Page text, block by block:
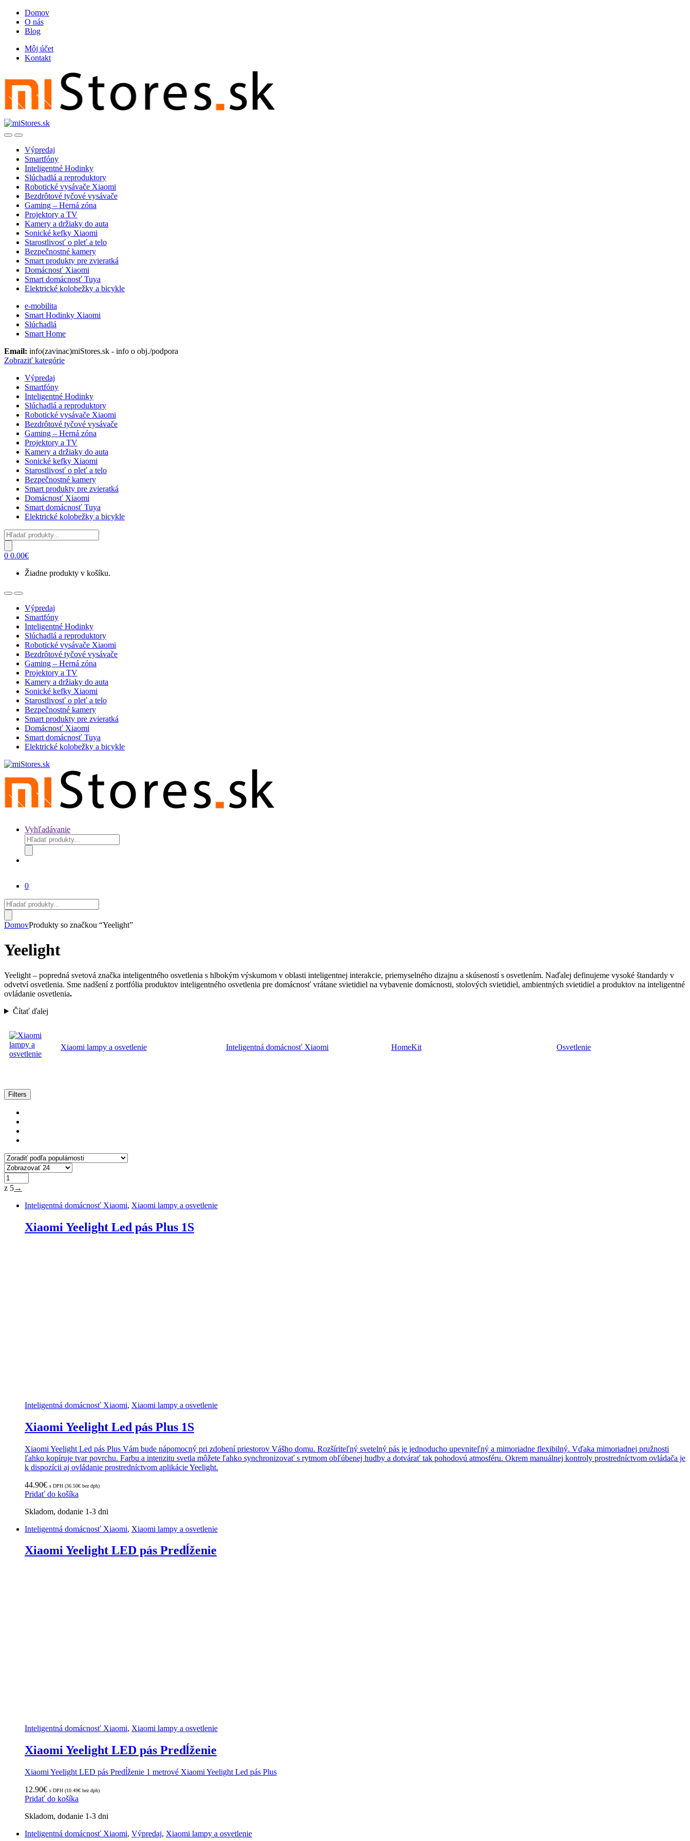
Skip
navigation
Skip
content
Domov
O nás
Blog
Môj účet
Kontakt
OpenClose
Výpredaj
Smartfóny
Inteligentné Hodinky
Slúchadlá a reproduktory
Robotické vysávače Xiaomi
Bezdrôtové tyčové vysávače
Gaming – Herná zóna
Projektory a TV
Kamery a držiaky do auta
Sonické kefky Xiaomi
Starostlivosť o pleť a telo
Bezpečnostné kamery
Smart produkty pre zvieratká
Domácnosť Xiaomi
Smart domácnosť Tuya
Elektrické kolobežky a bicykle
e-mobilita
Smart Hodinky Xiaomi
Slúchadlá
Smart Home
Email: info(zavinac)miStores.sk - info o obj./podpora
Zobraziť kategórie
Výpredaj
Smartfóny
Inteligentné Hodinky
Slúchadlá a reproduktory
Robotické vysávače Xiaomi
Bezdrôtové tyčové vysávače
Gaming – Herná zóna
Projektory a TV
Kamery a držiaky do auta
Sonické kefky Xiaomi
Starostlivosť o pleť a telo
Bezpečnostné kamery
Smart produkty pre zvieratká
Domácnosť Xiaomi
Smart domácnosť Tuya
Elektrické kolobežky a bicykle
Products
search
0 0.00€
Žiadne produkty v košíku.
OpenClose
Výpredaj
Smartfóny
Inteligentné Hodinky
Slúchadlá a reproduktory
Robotické vysávače Xiaomi
Bezdrôtové tyčové vysávače
Gaming – Herná zóna
Projektory a TV
Kamery a držiaky do auta
Sonické kefky Xiaomi
Starostlivosť o pleť a telo
Bezpečnostné kamery
Smart produkty pre zvieratká
Domácnosť Xiaomi
Smart domácnosť Tuya
Elektrické kolobežky a bicykle
Vyhľadávanie
Products
search
0
Products
search
DomovProdukty so značkou “Yeelight”
Yeelight
Yeelight – popredná svetová značka inteligentného osvetlenia s hlbokým výskumom v oblasti inteligentnej interakcie, priemyselného dizajnu a skúseností s osvetlením. Naďalej definujeme vysoké štandardy v
odvetví osvetlenia. Sme nadšení z portfólia produktov inteligentného osvetlenia pre domácnosť vrátane svietidiel na vybavenie domácnosti, stolových svietidiel, ambientných svietidiel a produktov na inteligentné
ovládanie osvetlenia.
Čítať ďalej
Xiaomi lampy a osvetlenie Inteligentná domácnosť Xiaomi HomeKit Osvetlenie
Zoradené
podľa
popularity
Filters
z 5→
Inteligentná domácnosť Xiaomi, Xiaomi lampy a osvetlenie
Xiaomi Yeelight Led pás Plus 1S
Inteligentná domácnosť Xiaomi, Xiaomi lampy a osvetlenie
Xiaomi Yeelight Led pás Plus 1S
Xiaomi Yeelight Led pás Plus Vám bude nápomocný pri zdobení priestorov Vášho domu. Rozšíriteľný svetelný pás je jednoducho upevniteľný a mimoriadne flexibilný. Vďaka mimoriadnej pružnosti
ľahko kopíruje tvar povrchu. Farbu a intenzitu svetla môžete ľahko synchronizovať s rytmom obľúbenej hudby a dotvárať tak pohodovú atmosféru. Okrem manuálnej kontroly prostredníctvom ovládača je
k dispozícii aj ovládanie prostredníctvom aplikácie Yeelight.
44.90€ s DPH (36.50€ bez dph)
Pridať do košíka
Skladom, dodanie 1-3 dni
Inteligentná domácnosť Xiaomi, Xiaomi lampy a osvetlenie
Xiaomi Yeelight LED pás Predĺženie
Inteligentná domácnosť Xiaomi, Xiaomi lampy a osvetlenie
Xiaomi Yeelight LED pás Predĺženie
Xiaomi Yeelight LED pás Predĺženie 1 metrové Xiaomi Yeelight Led pás Plus
12.90€ s DPH (10.49€ bez dph)
Pridať do košíka
Skladom, dodanie 1-3 dni
Inteligentná domácnosť Xiaomi, Výpredaj, Xiaomi lampy a osvetlenie